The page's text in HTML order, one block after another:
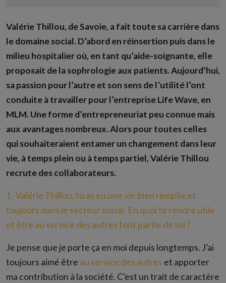
Valérie Thillou, de Savoie, a fait toute sa carrière dans
le domaine social. D’abord en réinsertion puis dans le
milieu hospitalier où, en tant qu’aide-soignante, elle
proposait de la sophrologie aux patients. Aujourd’hui,
sa passion pour l’autre et son sens de l’utilité l’ont
conduite à travailler pour l’entreprise Life Wave, en
MLM. Une forme d’entrepreneuriat peu connue mais
aux avantages nombreux. Alors pour toutes celles
qui souhaiteraient entamer un changement dans leur
vie, à temps plein ou à temps partiel, Valérie Thillou
recrute des collaborateurs.
1- Valérie Thillou, tu as eu une vie bien remplie et
toujours dans le secteur social. En quoi te rendre utile
et être au service des autres font partie de toi ?
Je pense que je porte ça en moi depuis longtemps. J’ai
toujours aimé être au service des autres et apporter
ma contribution à la société. C’est un trait de caractère